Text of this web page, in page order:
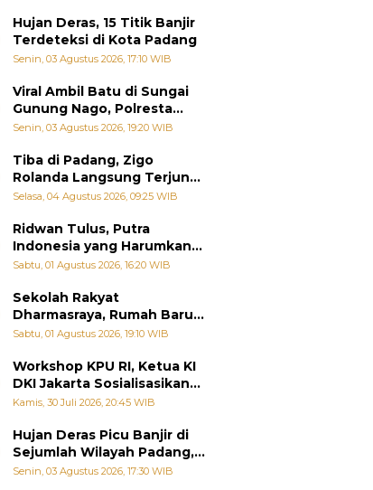
Hujan Deras, 15 Titik Banjir
Terdeteksi di Kota Padang
Senin, 03 Agustus 2026, 17:10 WIB
Viral Ambil Batu di Sungai
Gunung Nago, Polresta
Padang Ungkap Fakta
Senin, 03 Agustus 2026, 19:20 WIB
Tiba di Padang, Zigo
Rolanda Langsung Terjun
Bantu Warga Terdampak
Selasa, 04 Agustus 2026, 09:25 WIB
Ridwan Tulus, Putra
Indonesia yang Harumkan
Nama Bangsa hingga
Jepang
Sabtu, 01 Agustus 2026, 16:20 WIB
Sekolah Rakyat
Dharmasraya, Rumah Baru
268 Anak Menggapai Mimpi
Kemiskinan
Sabtu, 01 Agustus 2026, 19:10 WIB
Workshop KPU RI, Ketua KI
DKI Jakarta Sosialisasikan
Hukum Acara Penyelesaian
Kamis, 30 Juli 2026, 20:45 WIB
Hujan Deras Picu Banjir di
Sejumlah Wilayah Padang,
Fadly Amran Perintahkan
Senin, 03 Agustus 2026, 17:30 WIB